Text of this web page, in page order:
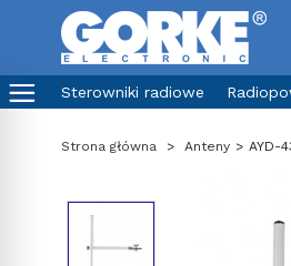
Sterowniki radiowe
Strona główna > Anteny > AYD-